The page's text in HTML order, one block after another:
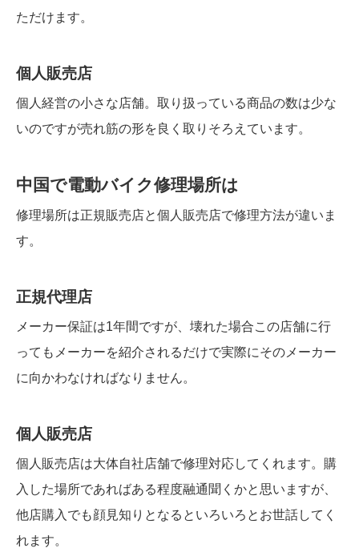
ただけます。
個人販売店
個人経営の小さな店舗。取り扱っている商品の数は少な
いのですが売れ筋の形を良く取りそろえています。
中国で電動バイク修理場所は
修理場所は正規販売店と個人販売店で修理方法が違いま
す。
正規代理店
メーカー保証は1年間ですが、壊れた場合この店舗に行
ってもメーカーを紹介されるだけで実際にそのメーカー
に向かわなければなりません。
個人販売店
個人販売店は大体自社店舗で修理対応してくれます。購
入した場所であればある程度融通聞くかと思いますが、
他店購入でも顔見知りとなるといろいろとお世話してく
れます。